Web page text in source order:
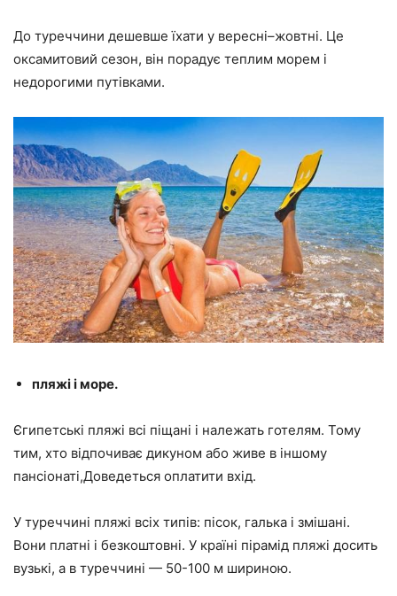
До туреччини дешевше їхати у вересні–жовтні. Це
оксамитовий сезон, він порадує теплим морем і
недорогими путівками.
пляжі і море.
Єгипетські пляжі всі піщані і належать готелям. Тому
тим, хто відпочиває дикуном або живе в іншому
пансіонаті,Доведеться оплатити вхід.
У туреччині пляжі всіх типів: пісок, галька і змішані.
Вони платні і безкоштовні. У країні пірамід пляжі досить
вузькі, а в туреччині — 50-100 м шириною.